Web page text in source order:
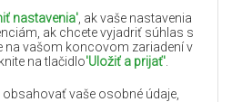
nastavenia' , ak vaše nastavenia
ak chcete vyjadriť súhlas s
vašom koncovom zariadení v
na tlačidlo'Uložiť a prijať'
vaše osobné údaje,
koberce
koberce
koberce
koberce